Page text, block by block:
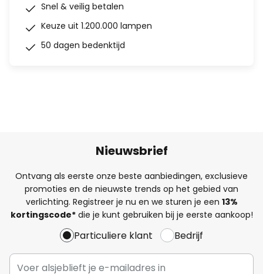
Snel & veilig betalen
Keuze uit 1.200.000 lampen
50 dagen bedenktijd
Nieuwsbrief
Ontvang als eerste onze beste aanbiedingen, exclusieve
promoties en de nieuwste trends op het gebied van
verlichting. Registreer je nu en we sturen je een 13%
kortingscode*die je kunt gebruiken bij je eerste aankoop!
Particuliere klant Bedrijf